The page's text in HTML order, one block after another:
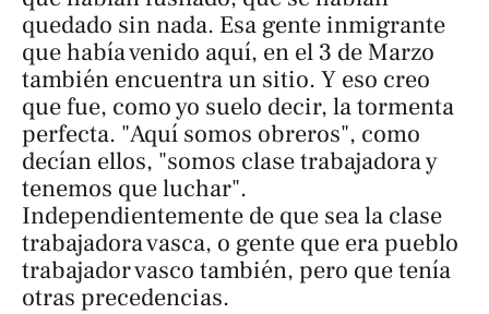
quedado sin nada. Esa gente inmigrante
que había venido aquí, en el 3 de Marzo
también encuentra un sitio. Y eso creo
que fue, como yo suelo decir, la tormenta
perfecta. "Aquí somos obreros", como
decían ellos, "somos clase trabajadora y
tenemos que luchar".
Independientemente de que sea la clase
trabajadora vasca, o gente que era pueblo
trabajador vasco también, pero que tenía
otras precedencias.